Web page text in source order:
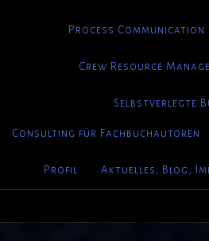
Process Communication
Crew Resource
Selbstverlegte
Consulting für Fachbuchautoren
Profil Aktuelles, Blog,